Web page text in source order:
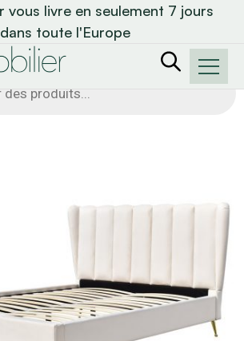
vous livre en seulement 7 jours
dans toute l'Europe